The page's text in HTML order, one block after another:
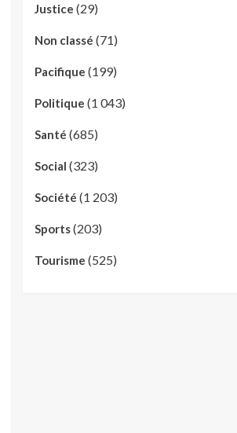
Justice (29)
Non classé (71)
Pacifique (199)
Politique (1 043)
Santé (685)
Social (323)
Société (1 203)
Sports(203)
Tourisme (525)